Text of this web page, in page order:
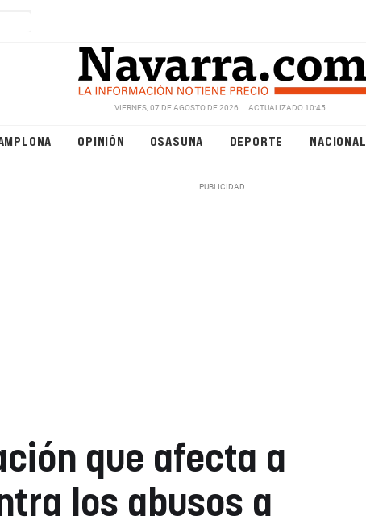
VIERNES, 07 DE AGOSTO DE 2026 ACTUALIZADO 10:45
OPINIÓN OSASUNA DEPORTE NACIONAL
que afecta a
los abusos a